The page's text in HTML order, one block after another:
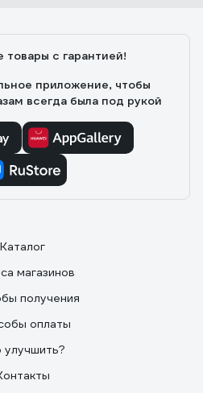
товары с гарантией!
приложение, чтобы
всегда была под рукой
Каталог
магазинов
получения
оплаты
улучшить?